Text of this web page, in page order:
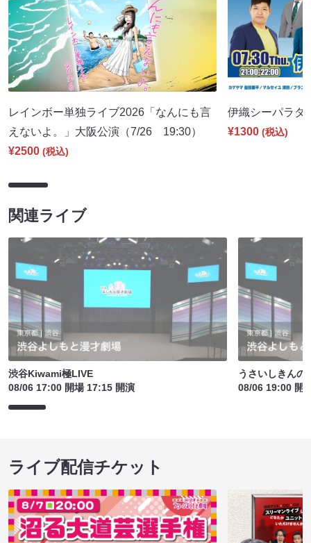
レインボー単独ライブ2026「なんにも言
えないよ。」大阪公演（7/26 19:30）
¥2500 (税込)
伊織シーパラ
¥1300 (税込)
関連ライブ
渋谷Kiwami極LIVE
08/06 17:00 開場 17:15 開演
うさいしきんの
08/06 19:00 開
ライブ配信チケット